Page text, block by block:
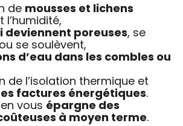
de mousses et lichens
l’humidité,
deviennent poreuses, se
se soulèvent,
d’eau dans les combles ou
de l’isolation thermique et
factures énergétiques.
vous épargne des
à moyen terme.